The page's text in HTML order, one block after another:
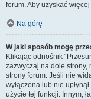
forum. Aby uzyskać
Na górę
W jaki sposób mogę
Klikając odnośnik
zazwyczaj na dole strony,
strony forum. Jeśli nie
wyłączona lub nie
użycie tej funkcji. Innym,